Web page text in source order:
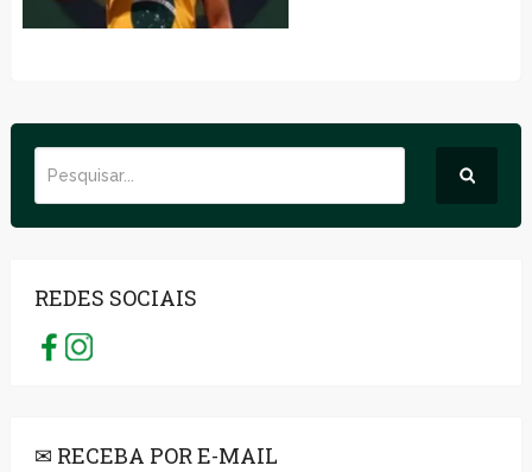
REDES SOCIAIS
✉ RECEBA POR E-MAIL